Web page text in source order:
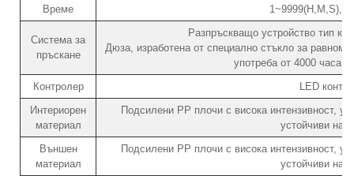
Време 1~9999(H,M,S),
Система за
пръскане
Разпръскващо устройство тип
Дюза, изработена от специално стъкло за
употреба от 4000 часа
Контролер
LED
Интериорен
материал
Подсилени PP плочи с висока интензивност,
устойчиви на
Външен
материал
Подсилени PP плочи с висока интензивност,
устойчиви на